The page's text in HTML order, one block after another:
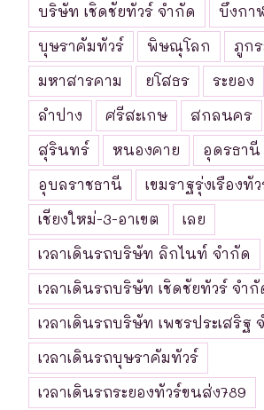
บริษัท เชิดชัยทัวร์ จำกัด
บึงกา
บุษราคัมทัวร์
พิษณุโลก
ภูก
มหาสารคาม
ยโสธร ระยอง
ลำปาง
ศรีสะเกษ สกลนคร
สุรินทร์
หนองคาย
อุดรธานี
อุบลราชธานี
เขมราฐรุ่งเรืองทั
เชียงใหม่-3-อาเขต
เลย
เวลาเดินรถบริษัท ลิกไนท์ จำกัด
เวลาเดินรถบริษัท เชิดชัยทัวร์ จำกั
เวลาเดินรถบริษัท เพชรประเสริฐ
เวลาเดินรถบุษราคัมทัวร์
เวลาเดินรถระยองทัวร์ขนส่ง789